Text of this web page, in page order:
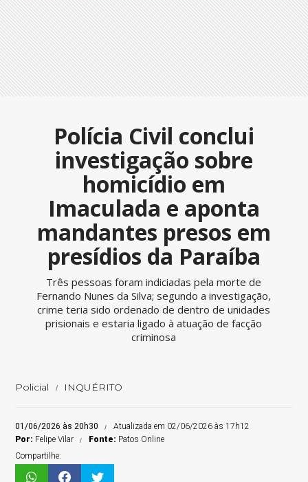
Polícia Civil conclui
investigação sobre
homicídio em
Imaculada e aponta
mandantes presos em
presídios da Paraíba
Três pessoas foram indiciadas pela morte de
Fernando Nunes da Silva; segundo a investigação,
crime teria sido ordenado de dentro de unidades
prisionais e estaria ligado à atuação de facção
criminosa
Policial INQUÉRITO
01/06/2026 às 20h30
Atualizada em 02/06/2026 às 17h12
Por: Felipe Vilar Fonte: Patos Online
Compartilhe: